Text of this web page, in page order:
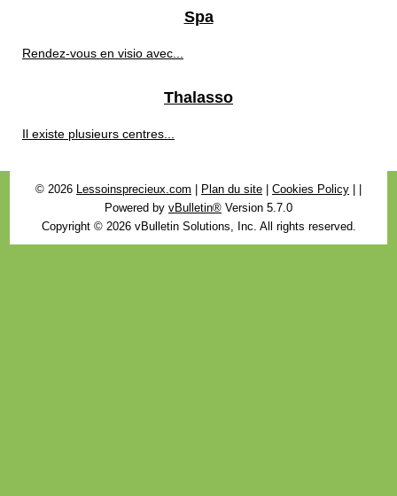
Spa
Rendez-vous en visio avec...
Thalasso
Il existe plusieurs centres...
© 2026 Lessoinsprecieux.com Plan du site Cookies Policy
Powered by vBulletin® Version 5.7.0
Copyright © 2026 vBulletin Solutions, Inc. All rights reserved.